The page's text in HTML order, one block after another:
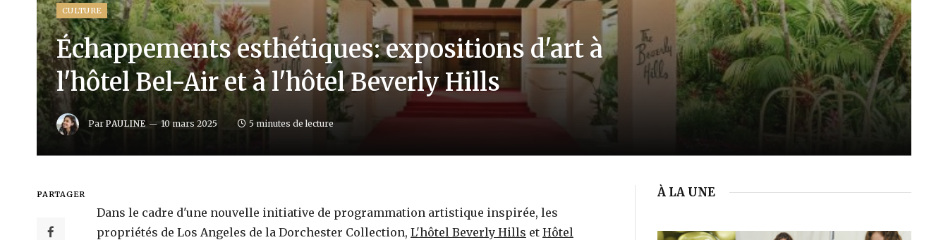
CULTURE
Échappements esthétiques: expositions d'art à
l'hôtel Bel-Air et à l'hôtel Beverly Hills
Par PAULINE 10 mars 2025 5 minutes de lecture
PARTAGER
Dans le cadre d'une nouvelle initiative de programmation artistique inspirée, les
propriétés de Los Angeles de la Dorchester Collection, L'hôtel Beverly Hills et Hôtel
À LA UNE